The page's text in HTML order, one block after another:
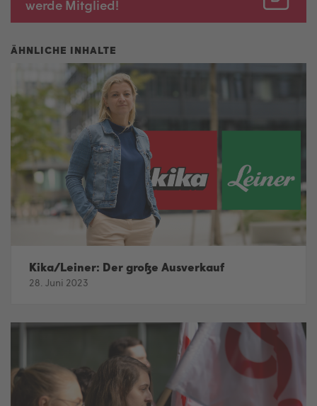
werde Mitglied!
Kika/Leiner: Der große Ausverkauf
28. Juni 2023